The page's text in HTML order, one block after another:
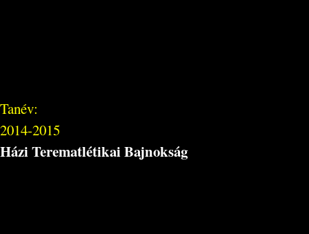
Tanév:
2014-2015
Házi Terematlétikai Bajnokság